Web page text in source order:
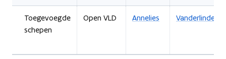
Toegevoegde
schepen
Open VLD Annelies Vanderlinden